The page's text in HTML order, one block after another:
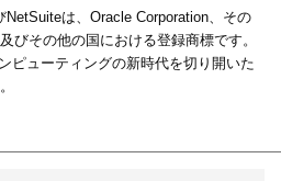
は、Oracle Corporation、その
びその他の国における登録商標です。
ピューティングの新時代を切り開いた